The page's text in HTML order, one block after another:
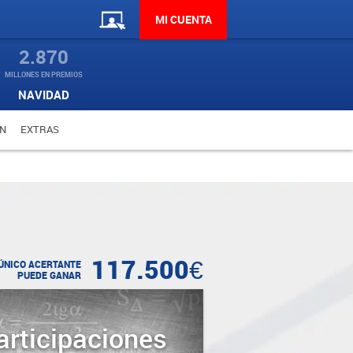
MI CUENTA
2.870
MILLONES EN PREMIOS
NAVIDAD
EXTRAS
ACERTANTE
PUEDE GANAR
117.500€